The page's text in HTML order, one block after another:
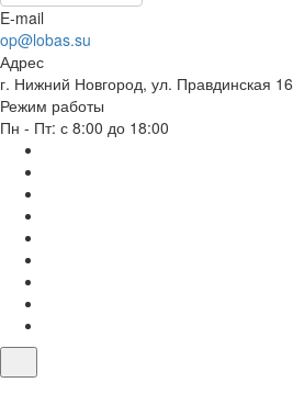
E-mail
op@lobas.su
Адрес
г. Нижний Новгород, ул. Правдинская 16
Режим работы
Пн - Пт: с 8:00 до 18:00